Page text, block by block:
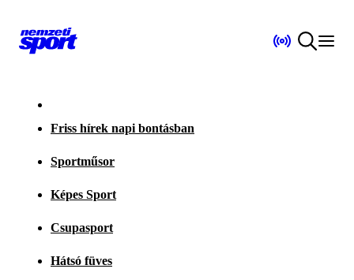
Friss hírek napi bontásban
Sportműsor
Képes Sport
Csupasport
Hátsó füves